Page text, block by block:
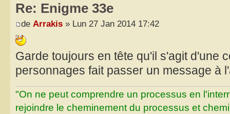
Re: Enigme 33e
de Arrakis » Lun 27 Jan 2014 17:42
Garde toujours en tête qu'il s'agit d'une
personnages fait passer un message à
"On ne peut comprendre un processus en
rejoindre le cheminement du processus et